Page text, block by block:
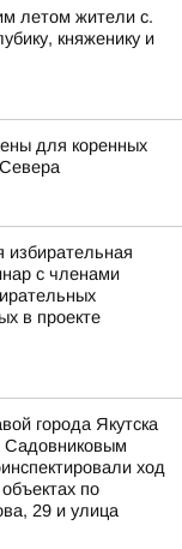
летом жители с.
княженику и
для коренных
избирательная
с членами
в проекте
города Якутска
ход
по
29 и улица